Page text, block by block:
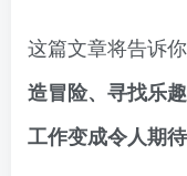
这篇文章将告诉你
造冒险、寻找乐
工作变成令人期